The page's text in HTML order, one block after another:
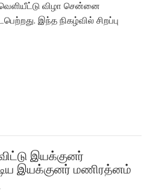
விழா சென்னை
இந்த நிகழ்வில் சிறப்பு
இயக்குனர்
இயக்குனர் மணிரத்னம்